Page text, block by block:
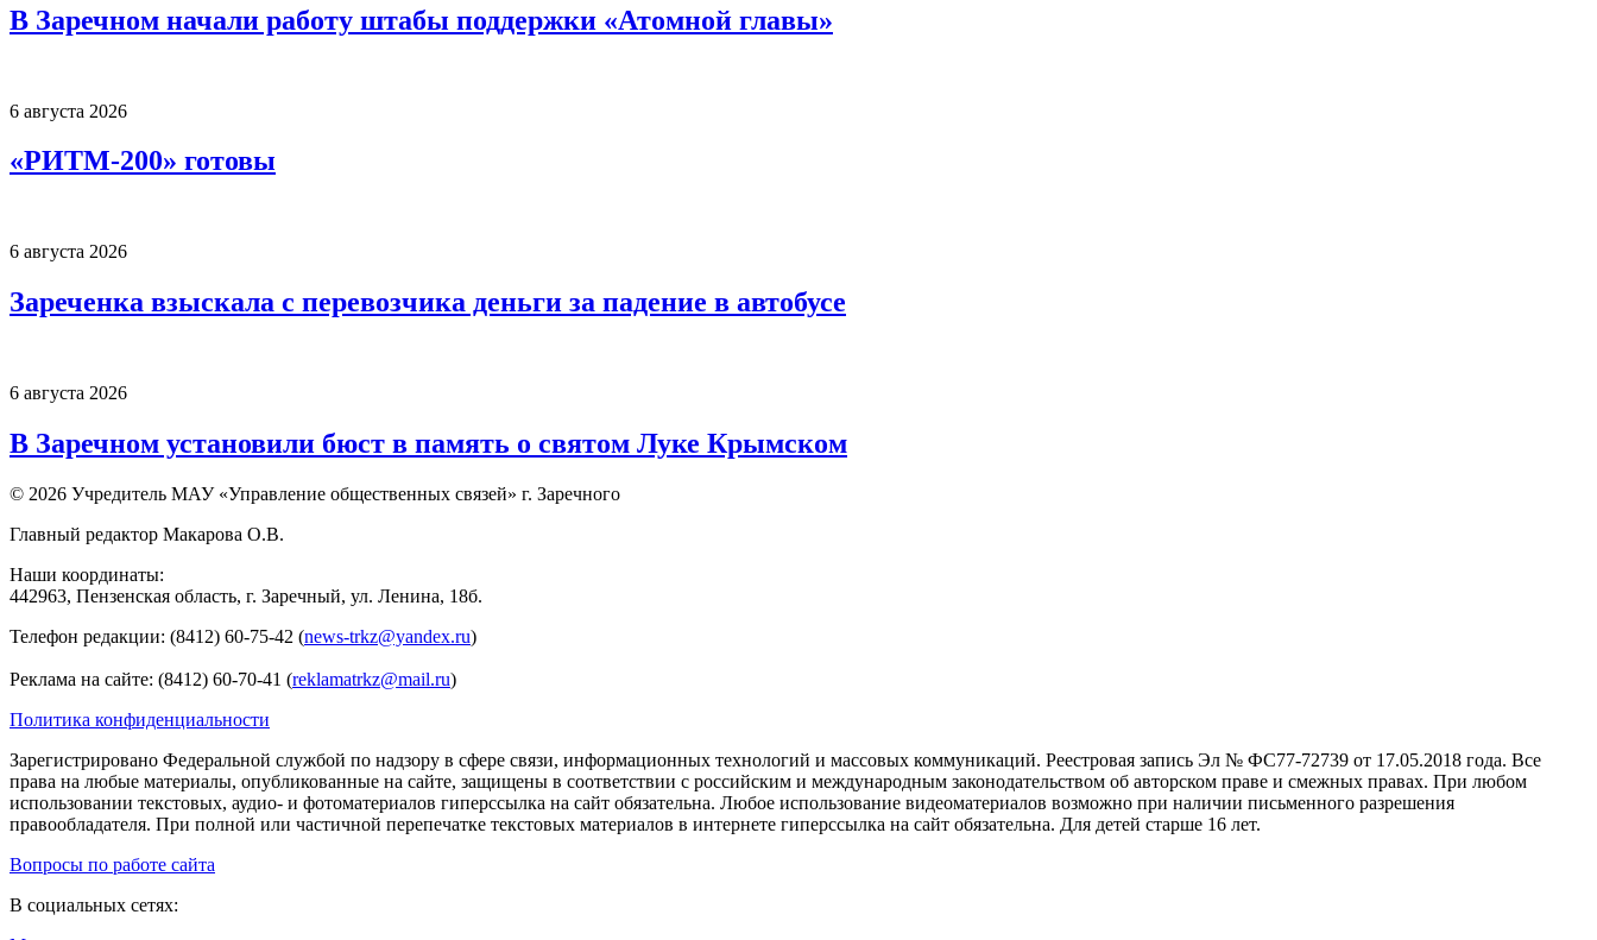
В Заречном начали работу штабы поддержки «Атомной главы»
6 августа 2026
«РИТМ-200» готовы
6 августа 2026
Зареченка взыскала с перевозчика деньги за падение в автобусе
6 августа 2026
В Заречном установили бюст в память о святом Луке Крымском
© 2026 Учредитель МАУ «Управление общественных связей» г. Заречного
Главный редактор Макарова О.В.
Наши координаты:
442963, Пензенская область, г. Заречный, ул. Ленина, 18б.
Телефон редакции: (8412) 60-75-42 (news-trkz@yandex.ru)
Реклама на сайте: (8412) 60-70-41 (reklamatrkz@mail.ru)
Политика конфиденциальности
Зарегистрировано Федеральной службой по надзору в сфере связи, информационных технологий и массовых коммуникаций. Реестровая запись Эл № ФС77-72739 от 17.05.2018 года. Все
права на любые материалы, опубликованные на сайте, защищены в соответствии с российским и международным законодательством об авторском праве и смежных правах. При любом
использовании текстовых, аудио- и фотоматериалов гиперссылка на сайт обязательна. Любое использование видеоматериалов возможно при наличии письменного разрешения
правообладателя. При полной или частичной перепечатке текстовых материалов в интернете гиперссылка на сайт обязательна. Для детей старше 16 лет.
Вопросы по работе сайта
В социальных сетях: